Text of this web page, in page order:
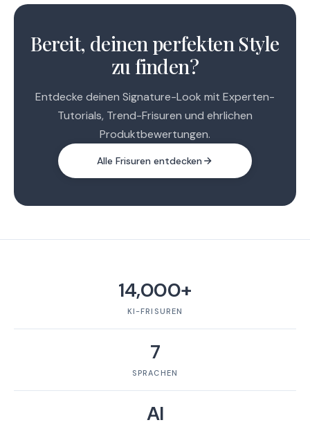
Bereit, deinen perfekten Style
zu finden?
Entdecke deinen Signature-Look mit Experten-
Tutorials, Trend-Frisuren und ehrlichen
Produktbewertungen.
Alle Frisuren entdecken
14,000+
KI-FRISUREN
7
SPRACHEN
AI